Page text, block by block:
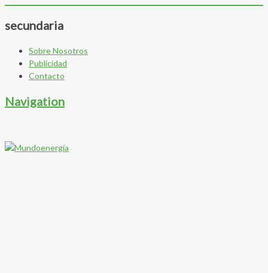
secundaria
Sobre Nosotros
Publicidad
Contacto
Navigation